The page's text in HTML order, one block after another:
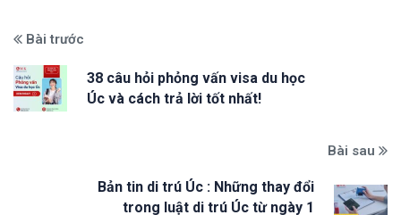
Bài trước
38 câu hỏi phỏng vấn visa du học
Úc và cách trả lời tốt nhất!
Bài sau
Bản tin di trú Úc : Những thay đổi
trong luật di trú Úc từ ngày 1